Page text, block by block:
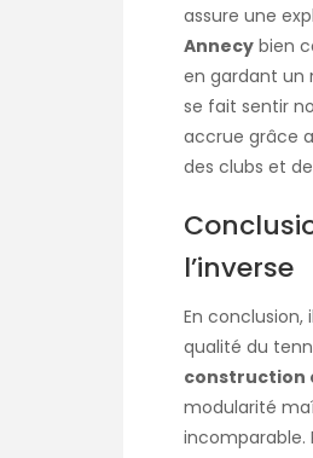
assure une
Annecy bien
en gardant un
se fait sentir
accrue grâce
des clubs et
l’inverse
En
qualité du
construction
modularité
incomparable.